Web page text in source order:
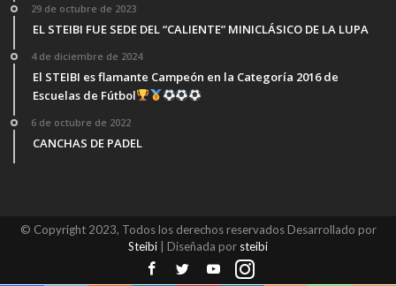
29 de octubre de 2023
EL STEIBI FUE SEDE DEL “CALIENTE” MINICLÁSICO DE LA LUPA
4 de diciembre de 2024
El STEIBI es flamante Campeón en la Categoría 2016 de
Escuelas de Fútbol
6 de octubre de 2022
CANCHAS DE PADEL
© Copyright 2023, Todos los derechos reservados Desarrollado por
Steibi | Diseñada por steibi